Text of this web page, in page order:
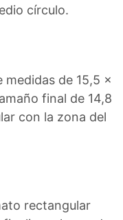
círculo.
de 15,5 x
final de 14,8
con la zona del
rectangular